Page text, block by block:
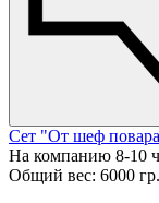
Сет "От шеф
На компанию 8-10
Общий вес: 6000 гр.